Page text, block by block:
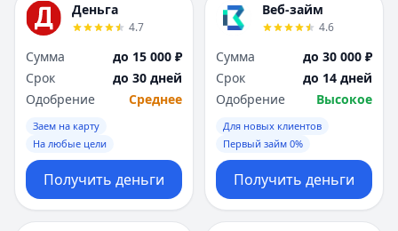
Деньга
4.7
Сумма
до 15 000 ₽
Срок
до 30 дней
Одобрение
Среднее
Заем на карту
На любые цели
Получить деньги
Веб-займ
4.6
Сумма
до 30 000 ₽
Срок
до 14 дней
Одобрение
Высокое
Для новых клиентов
Первый займ 0%
Получить деньги